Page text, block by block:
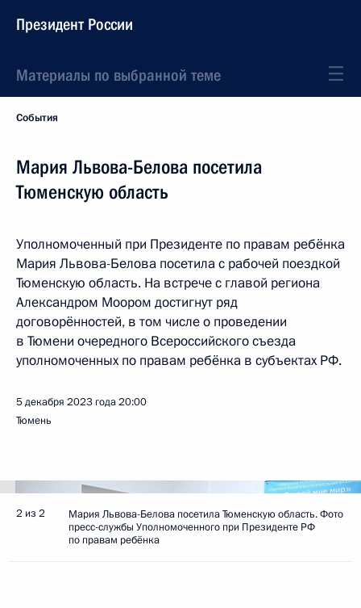
Президент России
Материалы по выбранной теме
События
Мария Львова-Белова посетила
Тюменскую область
Уполномоченный при Президенте по правам ребёнка
Мария Львова-Белова посетила с рабочей поездкой
Тюменскую область. На встрече с главой региона
Александром Моором достигнут ряд
договорённостей, в том числе о проведении
в Тюмени очередного Всероссийского съезда
уполномоченных по правам ребёнка в субъектах РФ.
5 декабря 2023 года20:00
Тюмень
2 из 2
Мария Львова-Белова посетила Тюменскую область. Фото
пресс-службы Уполномоченного при Президенте РФ
по правам ребёнка